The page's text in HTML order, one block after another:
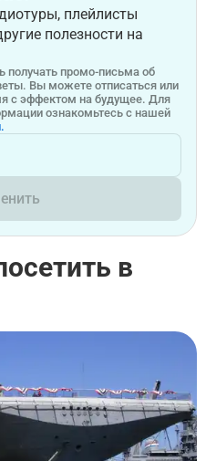
плейлисты
полезности на
получать промо-письма об
Вы можете отписаться или
с эффектом на будущее. Для
ознакомьтесь с нашей
в